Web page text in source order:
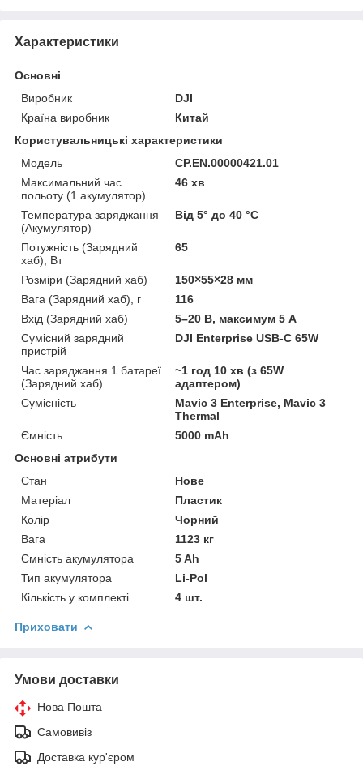
Характеристики
Основні
Виробник
DJI
Країна виробник
Китай
Користувальницькі характеристики
Мoдель
CP.EN.00000421.01
Максимальний час
польоту (1 акумулятор)
46 хв
Температура заряджання
(Акумулятор)
Від 5° до 40 °C
Потужність (Зарядний
хаб), Вт
65
Розміри (Зарядний хаб)
150×55×28 мм
Вага (Зарядний хаб), г
116
Вхід (Зарядний хаб)
5–20 В, максимум 5 А
Сумісний зарядний
пристрій
DJI Enterprise USB-C 65W
Час заряджання 1 батареї
(Зарядний хаб)
~1 год 10 хв (з 65W
адаптером)
Сумісність
Mavic 3 Enterprise, Mavic 3
Thermal
Ємність
5000 mAh
Основні атрибути
Стан
Нове
Матеріал
Пластик
Колір
Чорний
Вага
1123 кг
Ємність акумулятора
5 Ah
Тип акумулятора
Li-Pol
Кількість у комплекті
4 шт.
Приховати
Умови доставки
Нова Пошта
Самовивіз
Доставка кур'єром